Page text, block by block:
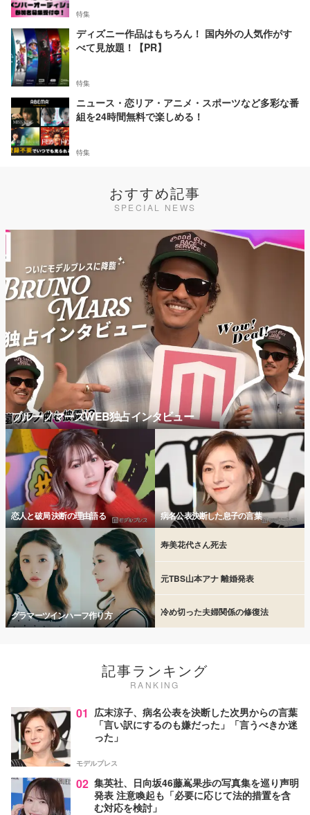
特集
ディズニー作品はもちろん！ 国内外の人気作がす
べて見放題！【PR】
特集
ニュース・恋リア・アニメ・スポーツなど多彩な番
組を24時間無料で楽しめる！
特集
おすすめ記事
SPECIAL NEWS
ブルーノマーズWEB独占インタビュー
恋人と破局 決断の理由語る 病名公表決断した息子の言葉
グラマーツインハーフ作り方
寿美花代さん死去
元TBS山本アナ 離婚発表
冷め切った夫婦関係の修復法
記事ランキング
RANKING
01 広末涼子、病名公表を決断した次男からの言葉
「言い訳にするのも嫌だった」「言うべきか迷
った」
モデルプレス
02 集英社、日向坂46藤嶌果歩の写真集を巡り声明
発表 注意喚起も「必要に応じて法的措置を含
む対応を検討」